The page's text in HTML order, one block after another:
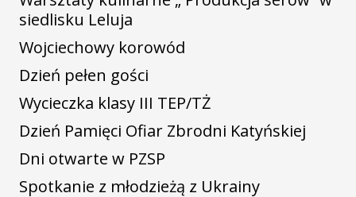
siedlisku Leluja
Wojciechowy korowód
Dzień pełen gości
Wycieczka klasy III TEP/TŻ
Dzień Pamięci Ofiar Zbrodni Katyńskiej
Dni otwarte w PZSP
Spotkanie z młodzieżą z Ukrainy